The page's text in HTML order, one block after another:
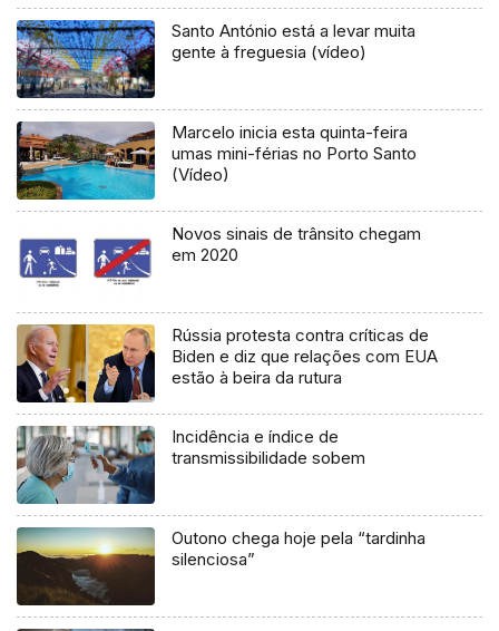
Santo António está a levar muita
gente à freguesia (vídeo)
Marcelo inicia esta quinta-feira
umas mini-férias no Porto Santo
(Vídeo)
Novos sinais de trânsito chegam
em 2020
Rússia protesta contra críticas de
Biden e diz que relações com EUA
estão à beira da rutura
Incidência e índice de
transmissibilidade sobem
Outono chega hoje pela “tardinha
silenciosa”